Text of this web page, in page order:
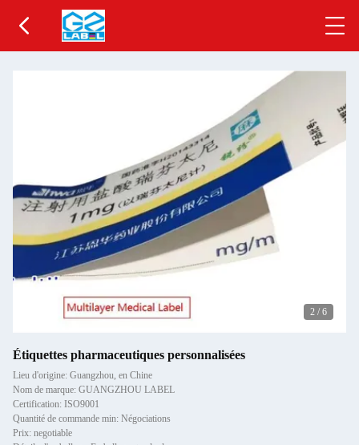
2 / 6
Étiquettes pharmaceutiques personnalisées
Lieu d'origine: Guangzhou, en Chine
Nom de marque: GUANGZHOU LABEL
Certification: ISO9001
Quantité de commande min: Négociations
Prix: negotiable